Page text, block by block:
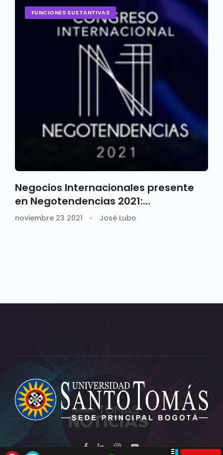
FUNCIONES SUSTANTIVAS
Negocios Internacionales presente
en Negotendencias 2021:
reinventando los negocios
noviembre 23 2021 José Lubo